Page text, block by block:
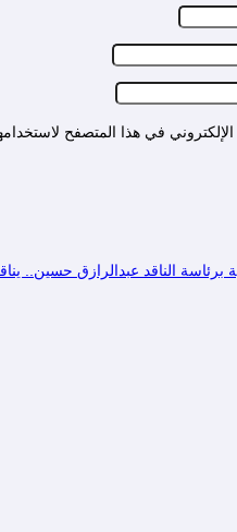
في هذا المتصفح
برئاسة الناقد عبدالرازق حسين..